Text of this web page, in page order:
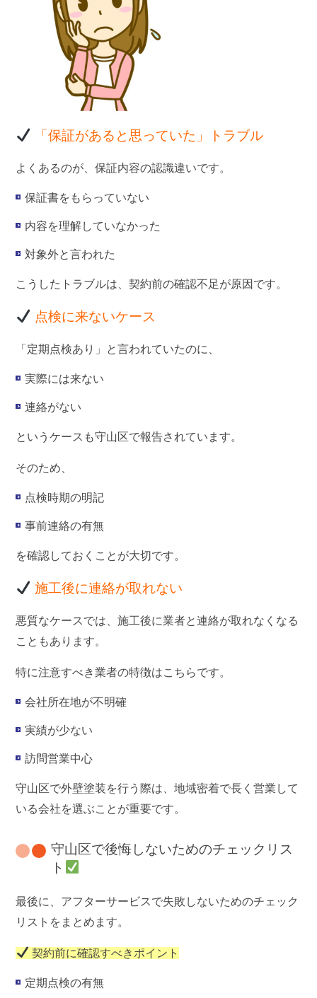
「保証があると思っていた」トラブル
よくあるのが、保証内容の認識違いです。
保証書をもらっていない
内容を理解していなかった
対象外と言われた
こうしたトラブルは、契約前の確認不足が原因です。
点検に来ないケース
「定期点検あり」と言われていたのに、
実際には来ない
連絡がない
というケースも守山区で報告されています。
そのため、
点検時期の明記
事前連絡の有無
を確認しておくことが大切です。
施工後に連絡が取れない
悪質なケースでは、施工後に業者と連絡が取れなくなる
こともあります。
特に注意すべき業者の特徴はこちらです。
会社所在地が不明確
実績が少ない
訪問営業中心
守山区で外壁塗装を行う際は、地域密着で長く営業して
いる会社を選ぶことが重要です。
守山区で後悔しないためのチェックリス
ト
最後に、アフターサービスで失敗しないためのチェック
リストをまとめます。
契約前に確認すべきポイント
定期点検の有無